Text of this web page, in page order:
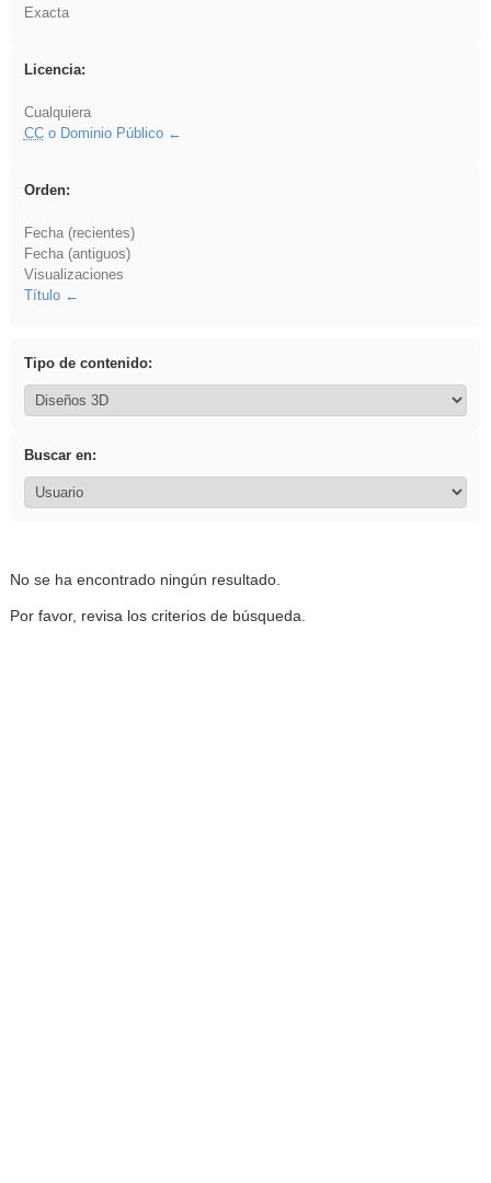
Exacta
Licencia:
Cualquiera
CCo Dominio Público
Orden:
Fecha (recientes)
Fecha (antiguos)
Visualizaciones
Título
Tipo de contenido:
Buscar en:
No se ha encontrado ningún resultado.
Por favor, revisa los criterios de búsqueda.